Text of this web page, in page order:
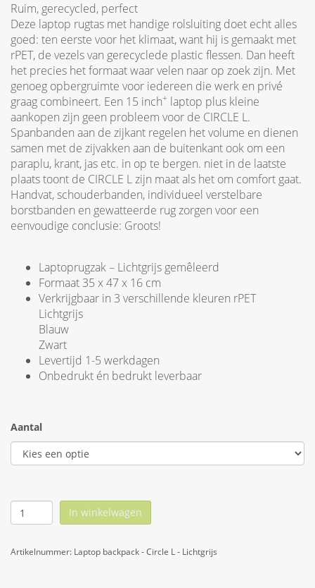
Ruim, gerecycled, perfect
Deze laptop rugtas met handige rolsluiting doet echt alles
goed: ten eerste voor het klimaat, want hij is gemaakt met
rPET, de vezels van gerecyclede plastic flessen. Dan heeft
het precies het formaat waar velen naar op zoek zijn. Met
genoeg opbergruimte voor iedereen die werk en privé
graag combineert. Een 15 inch+ laptop plus kleine
aankopen zijn geen probleem voor de CIRCLE L.
Spanbanden aan de zijkant regelen het volume en dienen
samen met de zijvakken aan de buitenkant ook om een ​​
paraplu, krant, jas etc. in op te bergen. niet in de laatste
plaats toont de CIRCLE L zijn maat als het om comfort gaat.
Handvat, schouderbanden, individueel verstelbare
borstbanden en gewatteerde rug zorgen voor een
eenvoudige conclusie: Groots!
Laptoprugzak – Lichtgrijs gemêleerd
Formaat 35 x 47 x 16 cm
Verkrijgbaar in 3 verschillende kleuren rPET
Lichtgrijs
Blauw
Zwart
Levertijd 1-5 werkdagen
Onbedrukt én bedrukt leverbaar
Aantal
In winkelwagen
Artikelnummer: Laptop backpack - Circle L - Lichtgrijs